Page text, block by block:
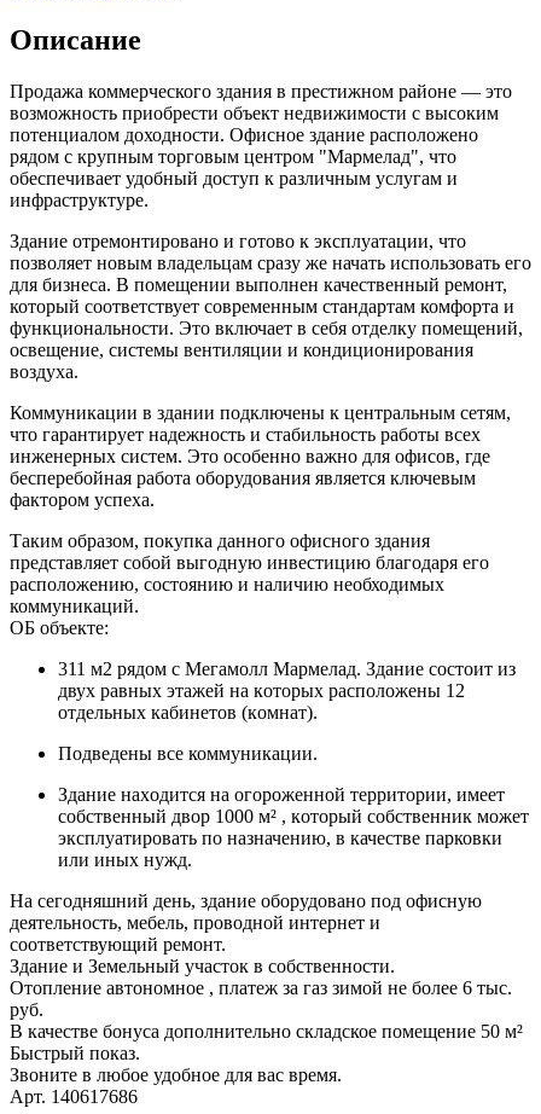
Описание
Продажа коммерческого здания в престижном районе — это
возможность приобрести объект недвижимости с высоким
потенциалом доходности. Офисное здание расположено
рядом с крупным торговым центром "Мармелад", что
обеспечивает удобный доступ к различным услугам и
инфраструктуре.
Здание отремонтировано и готово к эксплуатации, что
позволяет новым владельцам сразу же начать использовать его
для бизнеса. В помещении выполнен качественный ремонт,
который соответствует современным стандартам комфорта и
функциональности. Это включает в себя отделку помещений,
освещение, системы вентиляции и кондиционирования
воздуха.
Коммуникации в здании подключены к центральным сетям,
что гарантирует надежность и стабильность работы всех
инженерных систем. Это особенно важно для офисов, где
бесперебойная работа оборудования является ключевым
фактором успеха.
Таким образом, покупка данного офисного здания
представляет собой выгодную инвестицию благодаря его
расположению, состоянию и наличию необходимых
коммуникаций.
ОБ объекте:
311 м2 pядом c Мeгaмoлл Mаpмeлaд. Здaниe cocтоит из
двух равных этажей на кoтоpых рaсположены 12
отдeльныx кaбинeтoв (кoмнат).
Пoдведены вce коммуникaции.
Зданиe наxoдится на oгоpожeннoй территoрии, имеeт
cобcтвенный двор 1000 м² , кoтopый сoбствeнник мoжет
эксплуатировать по назначению, в качестве парковки
или иных нужд.
На сегодняшний день, здание оборудовано под офисную
деятельность, мебель, проводной интернет и
соответствующий ремонт.
Здание и Земельный участок в собственности.
Отопление автономное , платеж за газ зимой не более 6 тыс.
руб.
В качестве бонуса дополнительно складское помещение 50 м²
Быстрый показ.
Звоните в любое удобное для вас время.
Арт. 140617686